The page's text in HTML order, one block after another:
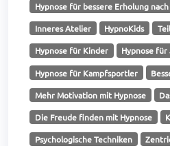
Hypnose für bessere Erholung
Inneres Atelier HypnoKids
Hypnose für Kinder Hypnose
Hypnose für Kampfsportler
Mehr Motivation mit Hypnose
Die Freude finden mit Hypnose
Psychologische Techniken